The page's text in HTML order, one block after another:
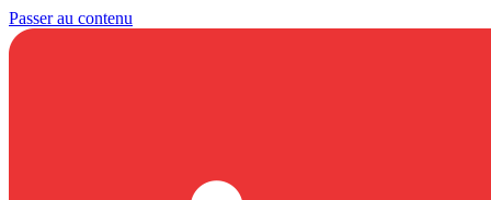
Passer au contenu